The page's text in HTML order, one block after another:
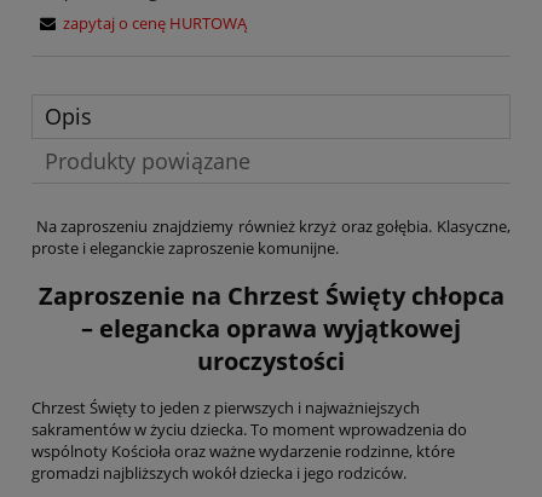
zapytaj o cenę HURTOWĄ
Opis
Produkty powiązane
Na zaproszeniu znajdziemy również krzyż oraz gołębia. Klasyczne,
proste i eleganckie zaproszenie komunijne.
Zaproszenie na Chrzest Święty chłopca
– elegancka oprawa wyjątkowej
uroczystości
Chrzest Święty to jeden z pierwszych i najważniejszych
sakramentów w życiu dziecka. To moment wprowadzenia do
wspólnoty Kościoła oraz ważne wydarzenie rodzinne, które
gromadzi najbliższych wokół dziecka i jego rodziców.